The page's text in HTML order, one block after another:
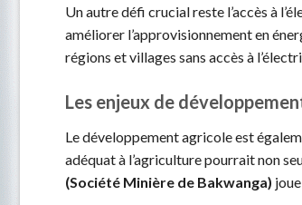
Un autre défi crucial reste l’accès à
améliorer l’approvisionnement en
régions et villages sans accès à
Les enjeux de
Le développement agricole est
adéquat à l’agriculture pourrait non
(Société Minière de Bakwanga)